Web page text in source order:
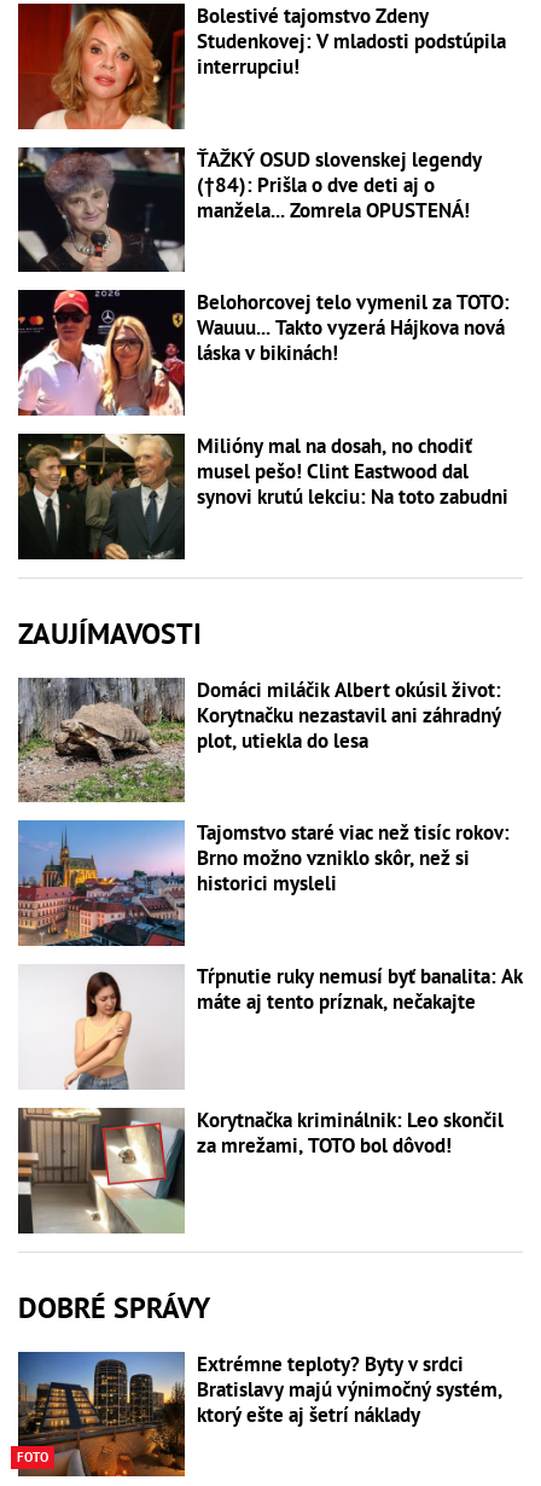
Bolestivé tajomstvo Zdeny
Studenkovej: V mladosti podstúpila
interrupciu!
ŤAŽKÝ OSUD slovenskej legendy
(†84): Prišla o dve deti aj o
manžela... Zomrela OPUSTENÁ!
Belohorcovej telo vymenil za TOTO:
Wauuu... Takto vyzerá Hájkova nová
láska v bikinách!
Milióny mal na dosah, no chodiť
musel pešo! Clint Eastwood dal
synovi krutú lekciu: Na toto zabudni
ZAUJÍMAVOSTI
Domáci miláčik Albert okúsil život:
Korytnačku nezastavil ani záhradný
plot, utiekla do lesa
Tajomstvo staré viac než tisíc rokov:
Brno možno vzniklo skôr, než si
historici mysleli
Tŕpnutie ruky nemusí byť banalita: Ak
máte aj tento príznak, nečakajte
Korytnačka kriminálnik: Leo skončil
za mrežami, TOTO bol dôvod!
DOBRÉ SPRÁVY
FOTO
Extrémne teploty? Byty v srdci
Bratislavy majú výnimočný systém,
ktorý ešte aj šetrí náklady